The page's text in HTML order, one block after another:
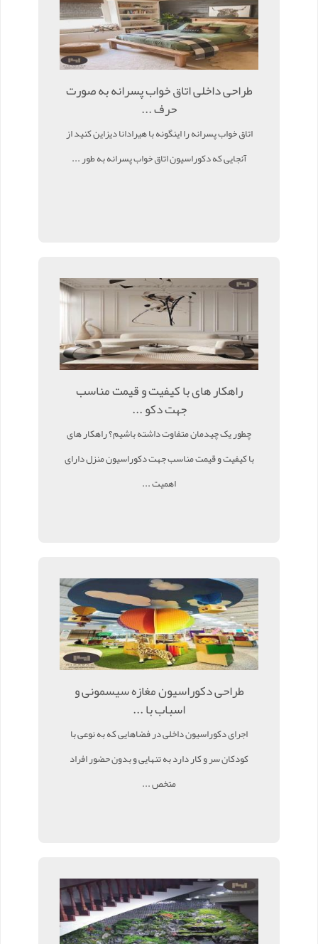
طراحی داخلی اتاق خواب پسرانه به صورت
حرف ...
اتاق خواب پسرانه را اینگونه با هیرادانا دیزاین کنید از
آنجایی که دکوراسیون اتاق خواب پسرانه به طور ...
راهکار های با کیفیت و قیمت مناسب
جهت دکو ...
چطور یک چیدمان متفاوت داشته باشیم؟ راهکار های
با کیفیت و قیمت مناسب جهت دکوراسیون منزل دارای
اهمیت ...
طراحی دکوراسیون مغازه سیسمونی و
اسباب با ...
اجرای دکوراسیون داخلی در فضاهایی که به نوعی با
کودکان سر و کار دارد به تنهایی و بدون حضور افراد
متخص ...